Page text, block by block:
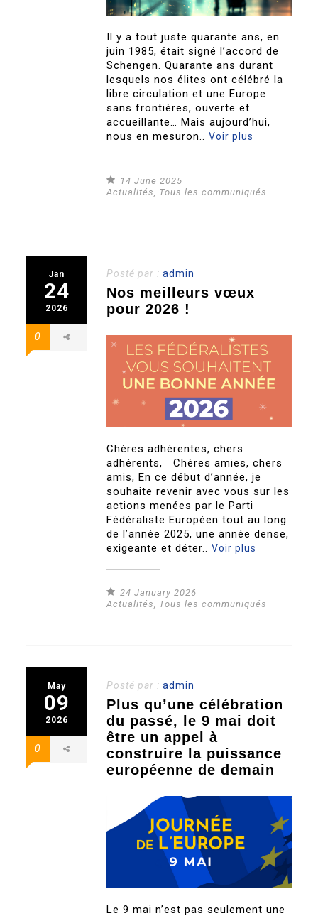
Il y a tout juste quarante ans, en
juin 1985, était signé l’accord de
Schengen. Quarante ans durant
lesquels nos élites ont célébré la
libre circulation et une Europe
sans frontières, ouverte et
accueillante… Mais aujourd’hui,
nous en mesuron..Voir plus
14 June 2025
Actualités
Tous les communiqués
Jan
24
2026
0
Posté par :admin
Nos meilleurs vœux
pour 2026 !
Chères adhérentes, chers
adhérents, Chères amies, chers
amis, En ce début d’année, je
souhaite revenir avec vous sur les
actions menées par le Parti
Fédéraliste Européen tout au long
de l’année 2025, une année dense,
exigeante et déter..Voir plus
24 January 2026
Actualités
Tous les communiqués
May
09
2026
0
Posté par :admin
Plus qu’une célébration
du passé, le 9 mai doit
être un appel à
construire la puissance
européenne de demain
Le 9 mai n’est pas seulement une